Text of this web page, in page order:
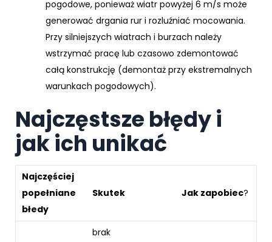
pogodowe, ponieważ wiatr powyżej 6 m/s może
generować drgania rur i rozluźniać mocowania.
Przy silniejszych wiatrach i burzach należy
wstrzymać pracę lub czasowo zdemontować
całą konstrukcję (demontaż przy ekstremalnych
warunkach pogodowych).
Najczęstsze błędy i
jak ich unikać
Najczęściej
popełniane
błedy
Skutek Jak zapobiec?
brak